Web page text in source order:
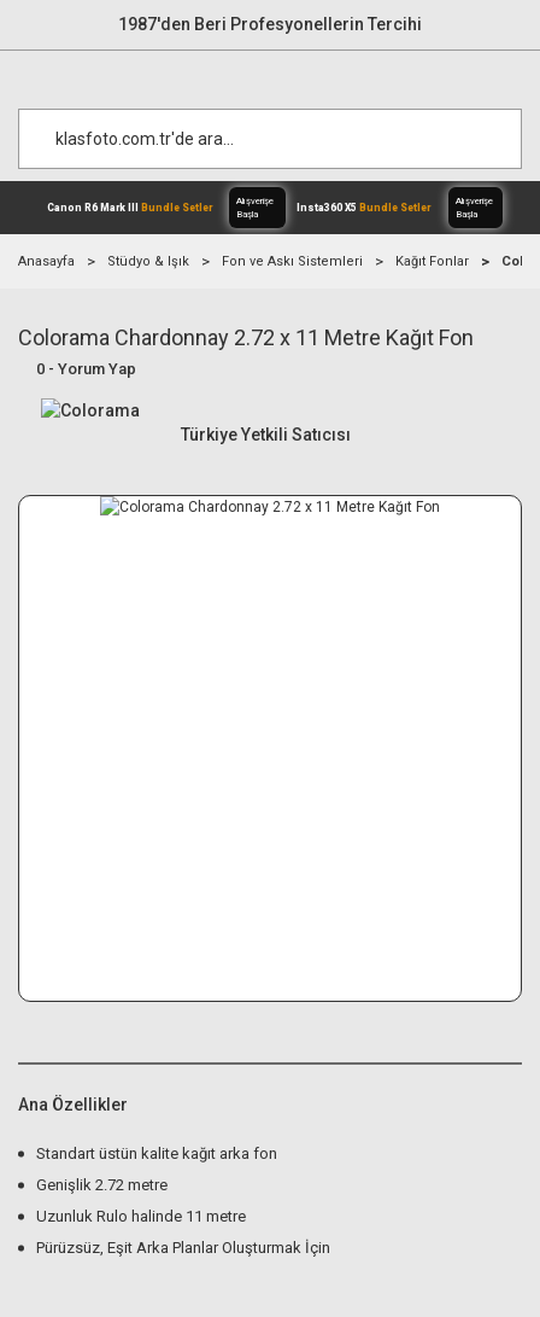
1987'den Beri Profesyonellerin Tercihi
Canon R6 Mark IIIBundle Setler
Alışverişe
Anasayfa Stüdyo & Işık Fon ve Askı Sistemleri Kağıt Fonlar
Colorama Chardonnay 2.72 x 11 Metre Kağıt Fon
0 - Yorum Yap
Türkiye Yetkili Satıcısı
Ana Özellikler
Standart üstün kalite kağıt arka fon
Genişlik 2.72 metre
Uzunluk Rulo halinde 11 metre
Pürüzsüz, Eşit Arka Planlar Oluşturmak İçin